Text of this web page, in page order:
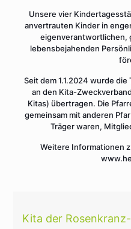
Unsere vier
anvertrauten Kinder in
eigenverantwortlichen,
lebensbejahenden
Seit dem 1.1.2024 wurde
an den Kita-
Kitas) übertragen. Die
gemeinsam mit anderen
Träger waren,
Weitere Informationen
Kita der